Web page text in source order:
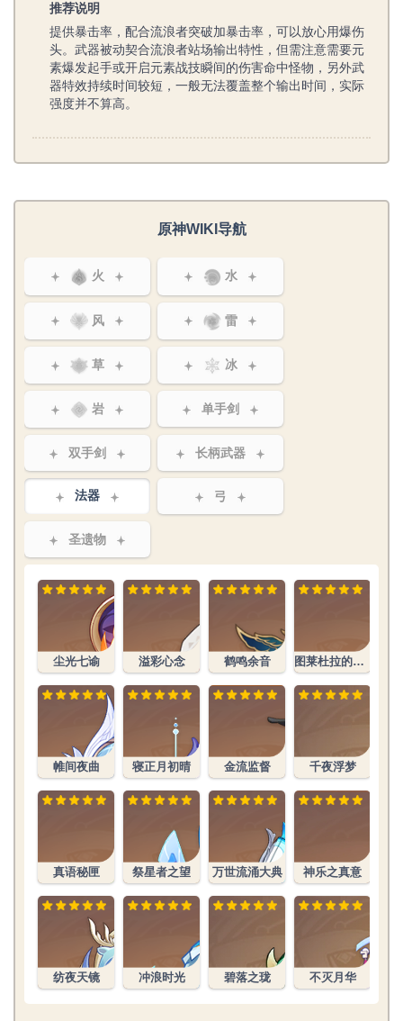
推荐说明
提供暴击率，配合流浪者突破加暴击率，可以放心用爆伤
头。武器被动契合流浪者站场输出特性，但需注意需要元
素爆发起手或开启元素战技瞬间的伤害命中怪物，另外武
器特效持续时间较短，一般无法覆盖整个输出时间，实际
强度并不算高。
原神WIKI导航
火 水
风 雷
草 冰
岩 单手剑
双手剑 长柄武器
法器 弓
圣遗物
尘光七谕
帷间夜曲
真语秘匣
纺夜天镜
溢彩心念
寝正月初晴
祭星者之望
冲浪时光
鹤鸣余音
金流监督
万世流涌大典
碧落之珑
图莱杜拉的回忆
千夜浮梦
神乐之真意
不灭月华